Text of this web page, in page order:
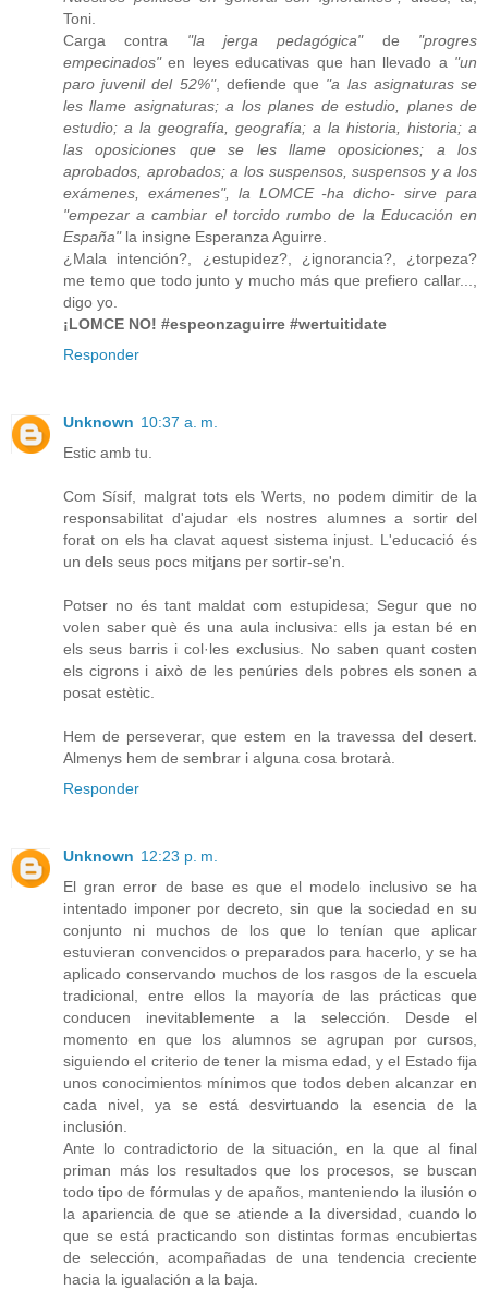
Toni.
Carga contra "la jerga pedagógica"de "progres
empecinados"en leyes educativas que han llevado a "un
paro juvenil del 52%", defiende que "a las asignaturas se
les llame asignaturas; a los planes de estudio, planes de
estudio; a la geografía, geografía; a la historia, historia; a
las oposiciones que se les llame oposiciones; a los
aprobados, aprobados; a los suspensos, suspensos y a los
exámenes, exámenes", la LOMCE -ha dicho- sirve para
"empezar a cambiar el torcido rumbo de la Educación en
España"la insigne Esperanza Aguirre.
¿Mala intención?, ¿estupidez?, ¿ignorancia?, ¿torpeza?
me temo que todo junto y mucho más que prefiero callar...,
digo yo.
¡LOMCE NO! #espeonzaguirre #wertuitidate
Responder
Unknown 10:37 a. m.
Estic amb tu.
Com Sísif, malgrat tots els Werts, no podem dimitir de la
responsabilitat d'ajudar els nostres alumnes a sortir del
forat on els ha clavat aquest sistema injust. L'educació és
un dels seus pocs mitjans per sortir-se'n.
Potser no és tant maldat com estupidesa; Segur que no
volen saber què és una aula inclusiva: ells ja estan bé en
els seus barris i col·les exclusius. No saben quant costen
els cigrons i això de les penúries dels pobres els sonen a
posat estètic.
Hem de perseverar, que estem en la travessa del desert.
Almenys hem de sembrar i alguna cosa brotarà.
Responder
Unknown 12:23 p. m.
El gran error de base es que el modelo inclusivo se ha
intentado imponer por decreto, sin que la sociedad en su
conjunto ni muchos de los que lo tenían que aplicar
estuvieran convencidos o preparados para hacerlo, y se ha
aplicado conservando muchos de los rasgos de la escuela
tradicional, entre ellos la mayoría de las prácticas que
conducen inevitablemente a la selección. Desde el
momento en que los alumnos se agrupan por cursos,
siguiendo el criterio de tener la misma edad, y el Estado fija
unos conocimientos mínimos que todos deben alcanzar en
cada nivel, ya se está desvirtuando la esencia de la
inclusión.
Ante lo contradictorio de la situación, en la que al final
priman más los resultados que los procesos, se buscan
todo tipo de fórmulas y de apaños, manteniendo la ilusión o
la apariencia de que se atiende a la diversidad, cuando lo
que se está practicando son distintas formas encubiertas
de selección, acompañadas de una tendencia creciente
hacia la igualación a la baja.